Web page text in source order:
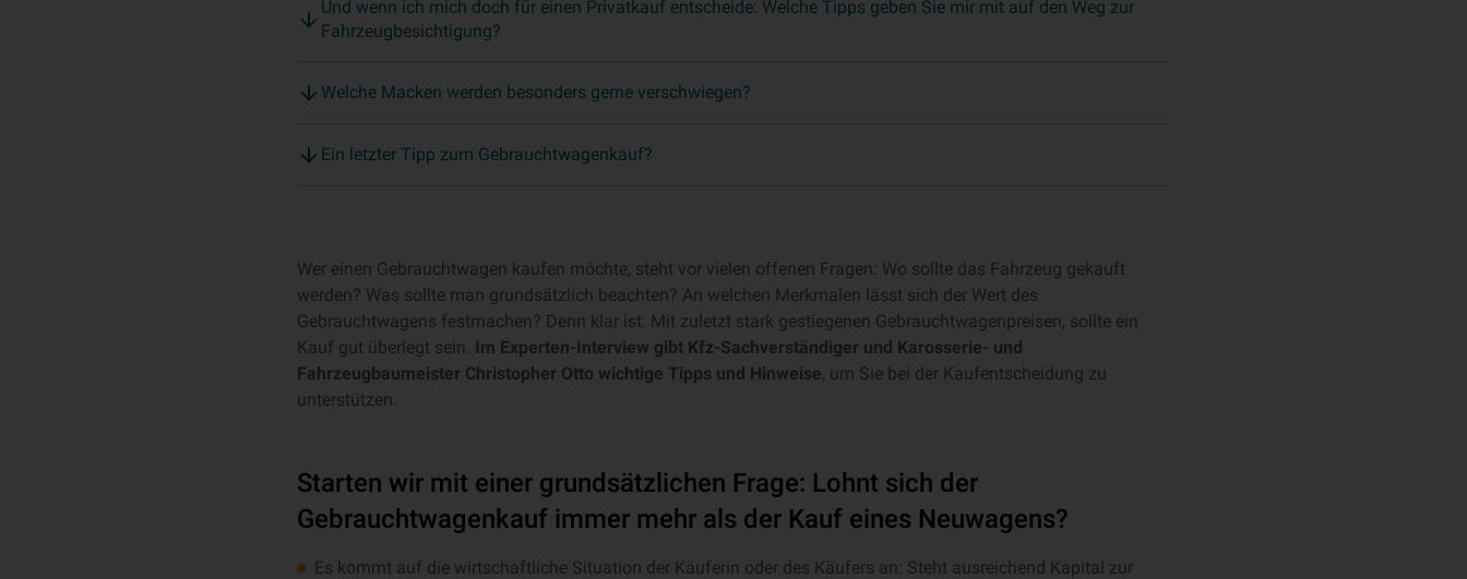
Und wenn ich mich doch für einen Privatkauf entscheide: Welche Tipps geben Sie mir mit auf den Weg zur
Fahrzeugbesichtigung?
Welche Macken werden besonders gerne verschwiegen?
Ein letzter Tipp zum Gebrauchtwagenkauf?
Wer einen Gebrauchtwagen kaufen möchte, steht vor vielen offenen Fragen: Wo sollte das Fahrzeug gekauft
werden? Was sollte man grundsätzlich beachten? An welchen Merkmalen lässt sich der Wert des
Gebrauchtwagens festmachen? Denn klar ist: Mit zuletzt stark gestiegenen Gebrauchtwagenpreisen, sollte ein
Kauf gut überlegt sein. Im Experten-Interview gibt Kfz-Sachverständiger und Karosserie- und
Fahrzeugbaumeister Christopher Otto wichtige Tipps und Hinweise, um Sie bei der Kaufentscheidung zu
unterstützen.
Starten wir mit einer grundsätzlichen Frage: Lohnt sich der
Gebrauchtwagenkauf immer mehr als der Kauf eines Neuwagens?
Es kommt auf die wirtschaftliche Situation der Käuferin oder des Käufers an: Steht ausreichend Kapital zur